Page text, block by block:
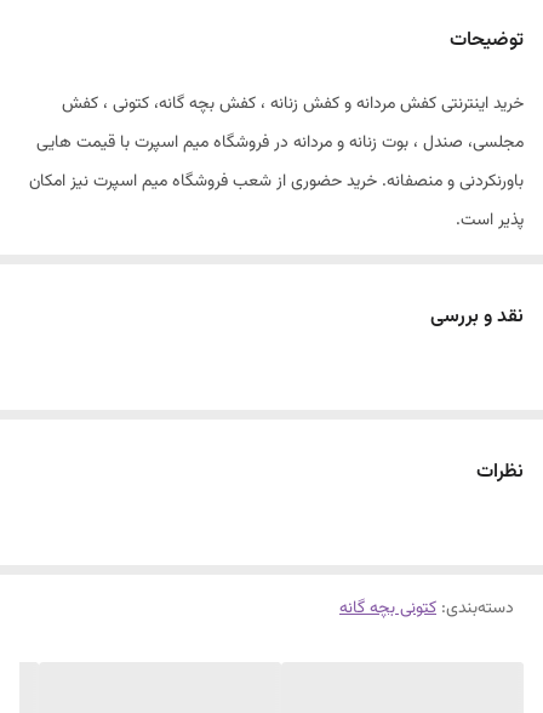
توضیحات
خرید اینترنتی کفش مردانه و کفش زنانه ، کفش بچه گانه، کتونی ، کفش
مجلسی، صندل ، بوت زنانه و مردانه در فروشگاه میم اسپرت با قیمت هایی
باورنکردنی و منصفانه. خرید حضوری از شعب فروشگاه میم اسپرت نیز امکان
پذیر است.
نقد و بررسی
نظرات
دسته‌بندی: کتونی بچه گانه